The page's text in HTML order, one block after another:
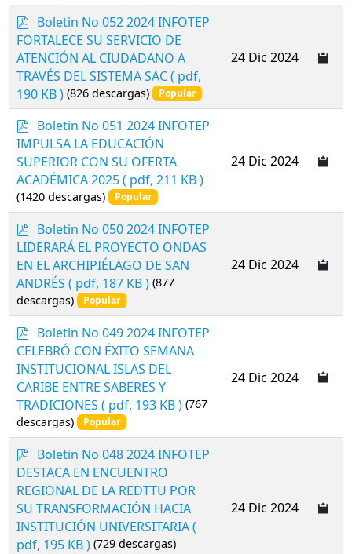
p
d
f
Boletin No 052 2024 INFOTEP
FORTALECE SU SERVICIO DE
ATENCIÓN AL CIUDADANO A
TRAVÉS DEL SISTEMA SAC( pdf,
190 KB ) (826 descargas) Popular
24 Dic 2024
p
d
f
Boletin No 051 2024 INFOTEP
IMPULSA LA EDUCACIÓN
SUPERIOR CON SU OFERTA
ACADÉMICA 2025( pdf, 211 KB )
(1420 descargas) Popular
24 Dic 2024
p
d
f
Boletin No 050 2024 INFOTEP
LIDERARÁ EL PROYECTO ONDAS
EN EL ARCHIPIÉLAGO DE SAN
ANDRÉS ( pdf, 187 KB ) (877
descargas)
Popular
24 Dic 2024
p
d
f
Boletin No 049 2024 INFOTEP
CELEBRÓ CON ÉXITO SEMANA
INSTITUCIONAL ISLAS DEL
CARIBE ENTRE SABERES Y
TRADICIONES ( pdf, 193 KB ) (767
descargas)
Popular
24 Dic 2024
p
d
f
Boletin No 048 2024 INFOTEP
DESTACA EN ENCUENTRO
REGIONAL DE LA REDTTU POR
SU TRANSFORMACIÓN HACIA
INSTITUCIÓN UNIVERSITARIA(
pdf, 195 KB ) (729 descargas)
24 Dic 2024